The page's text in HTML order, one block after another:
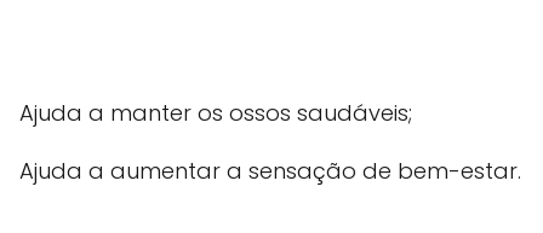
Ajuda a manter os ossos saudáveis;
Ajuda a aumentar a sensação de bem-estar.